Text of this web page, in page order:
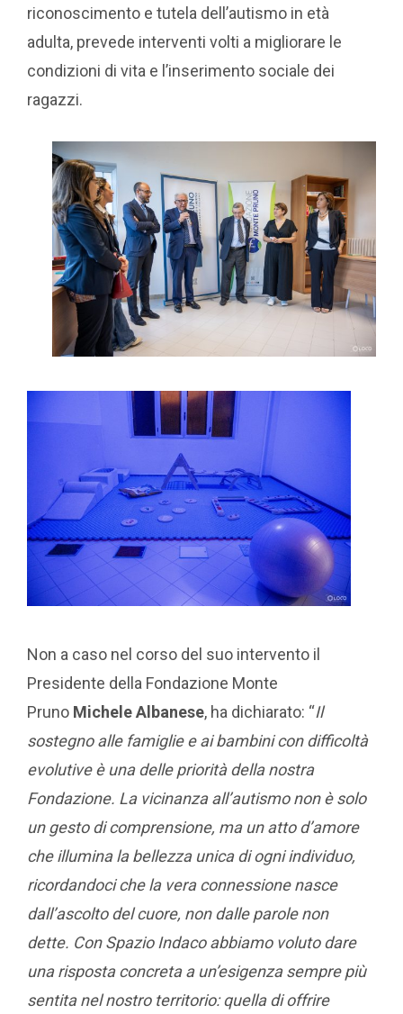
riconoscimento e tutela dell’autismo in età
adulta, prevede interventi volti a migliorare le
condizioni di vita e l’inserimento sociale dei
ragazzi.
Non a caso nel corso del suo intervento il
Presidente della Fondazione Monte
Pruno Michele Albanese, ha dichiarato: “Il
sostegno alle famiglie e ai bambini con difficoltà
evolutive è una delle priorità della nostra
Fondazione. La vicinanza all’autismo non è solo
un gesto di comprensione, ma un atto d’amore
che illumina la bellezza unica di ogni individuo,
ricordandoci che la vera connessione nasce
dall’ascolto del cuore, non dalle parole non
dette. Con Spazio Indaco abbiamo voluto dare
una risposta concreta a un’esigenza sempre più
sentita nel nostro territorio: quella di offrire